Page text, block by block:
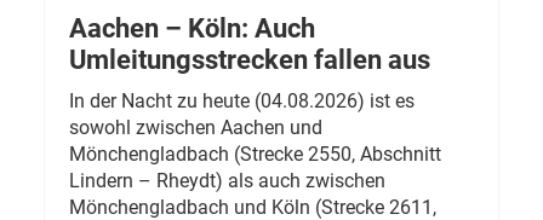
Aachen – Köln: Auch
Umleitungsstrecken fallen aus
In der Nacht zu heute (04.08.2026) ist es
sowohl zwischen Aachen und
Mönchengladbach (Strecke 2550, Abschnitt
Lindern – Rheydt) als auch zwischen
Mönchengladbach und Köln (Strecke 2611,